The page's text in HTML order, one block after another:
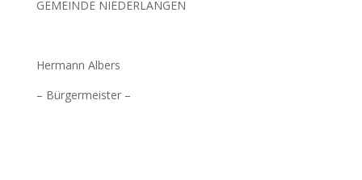
GEMEINDE NIEDERLANGEN
Hermann Albers
– Bürgermeister –